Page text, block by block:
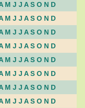
M J J A S O N D
M J J A S O N D
M J J A S O N D
M J J A S O N D
M J J A S O N D
M J J A S O N D
M J J A S O N D
M J J A S O N D